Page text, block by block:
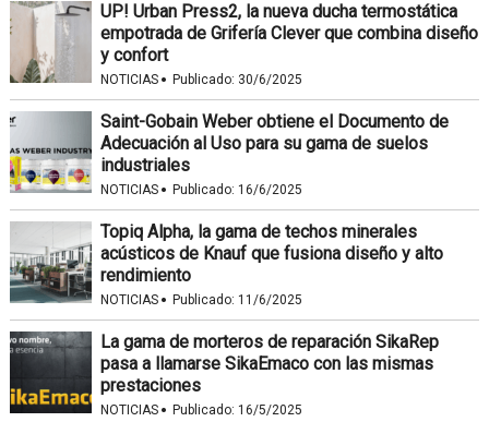
UP! Urban Press2, la nueva ducha termostática
empotrada de Grifería Clever que combina diseño
y confort
NOTICIAS · Publicado: 30/6/2025
Saint-Gobain Weber obtiene el Documento de
Adecuación al Uso para su gama de suelos
industriales
NOTICIAS · Publicado: 16/6/2025
Topiq Alpha, la gama de techos minerales
acústicos de Knauf que fusiona diseño y alto
rendimiento
NOTICIAS · Publicado: 11/6/2025
La gama de morteros de reparación SikaRep
pasa a llamarse SikaEmaco con las mismas
prestaciones
NOTICIAS · Publicado: 16/5/2025